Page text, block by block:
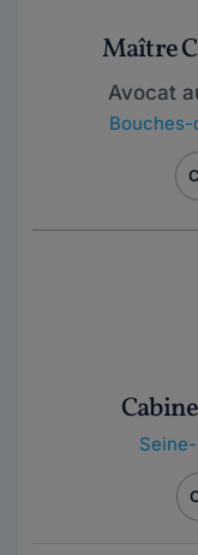
Maître
Avocat
Bouches-